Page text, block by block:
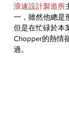
浪速設計製造所
一，雖然他總是
但是在忙碌於本
Chopper的熱情
過。